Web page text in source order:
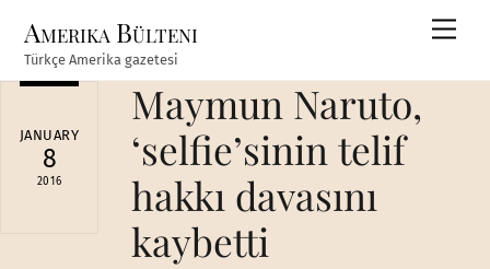
content
Amerika Bülteni
Türkçe Amerika gazetesi
JANUARY
8
2016
Maymun Naruto,
‘selfie’sinin telif
hakkı davasını
kaybetti